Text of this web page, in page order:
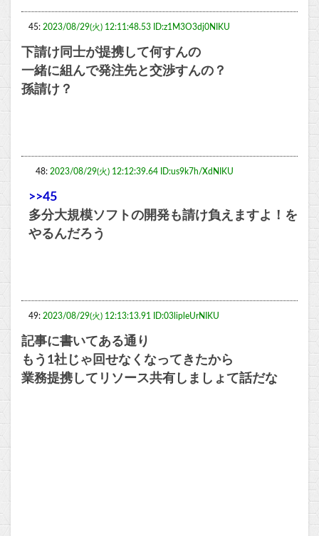
45: 2023/08/29(火) 12:11:48.53 ID:z1M3O3dj0NIKU
下請け同士が提携して何すんの
一緒に組んで発注先と交渉すんの？
孫請け？
48: 2023/08/29(火) 12:12:39.64 ID:us9k7h/XdNIKU
>>45
多分大規模ソフトの開発も請け負えますよ！を
やるんだろう
49: 2023/08/29(火) 12:13:13.91 ID:03lipleUrNIKU
記事に書いてある通り
もう1社じゃ回せなくなってきたから
業務提携してリソース共有しましょて話だな